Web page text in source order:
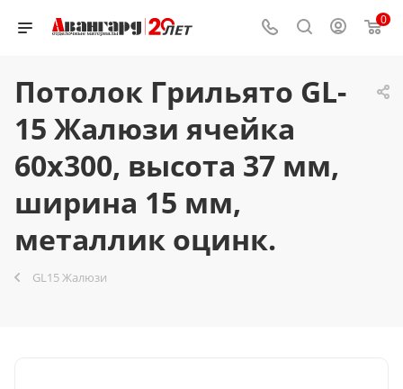
0
Потолок Грильято GL-
15 Жалюзи ячейка
60x300, высота 37 мм,
ширина 15 мм,
металлик оцинк.
GL15 Жалюзи